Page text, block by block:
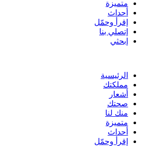
متميزة
أحداث
إقرأ وحمّل
إتصلي بنا
إبحثي
الرئيسية
مملكتك
أشعار
صحتك
منك لنا
متميزة
أحداث
إقرأ وحمّل